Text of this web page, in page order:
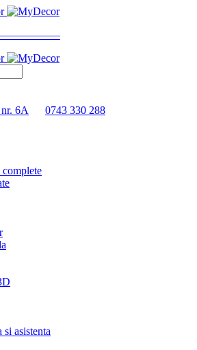
6A
0743 330 288
si asistenta